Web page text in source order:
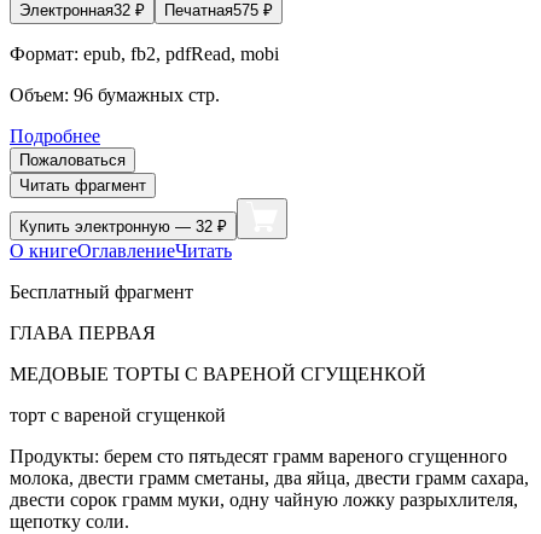
Электронная32 ₽ Печатная575 ₽
Формат: epub, fb2, pdfRead, mobi
Объем: 96 бумажных стр.
Подробнее
Пожаловаться
Читать фрагмент
Купить электронную — 32 ₽
О книгеОглавлениеЧитать
Бесплатный фрагмент
ГЛАВА ПЕРВАЯ
МЕДОВЫЕ ТОРТЫ С ВАРЕНОЙ СГУЩЕНКОЙ
торт с вареной сгущенкой
Продукты: берем сто пятьдесят грамм вареного сгущенного
молока, двести грамм сметаны, два яйца, двести грамм сахара,
двести сорок грамм муки, одну чайную ложку разрыхлителя,
щепотку соли.